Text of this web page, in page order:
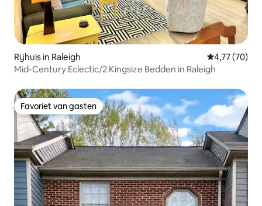
Rijhuis in Raleigh Gemiddelde
4,77 (70)
Mid-Century Eclectic/2 Kingsize Bedden in Raleigh
Favoriet van gasten
Favoriet van gasten